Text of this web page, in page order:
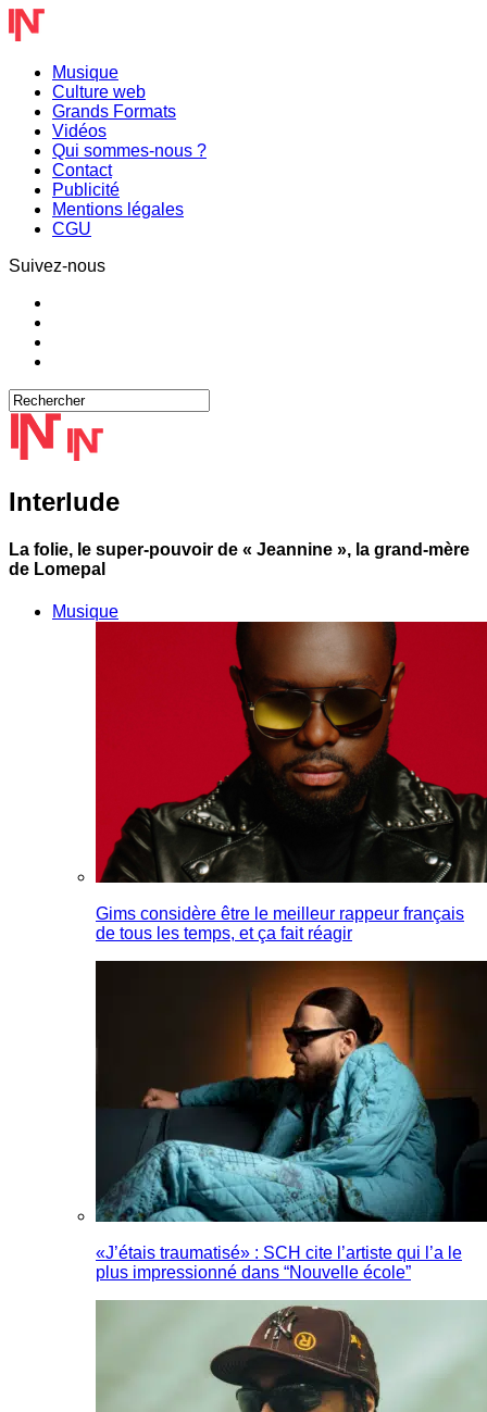
Musique
Culture web
Grands Formats
Vidéos
Qui sommes-nous ?
Contact
Publicité
Mentions légales
CGU
Suivez-nous
Interlude
La folie, le super-pouvoir de « Jeannine », la grand-mère
de Lomepal
Musique
Gims considère être le meilleur rappeur français
de tous les temps, et ça fait réagir
«J’étais traumatisé» : SCH cite l’artiste qui l’a le
plus impressionné dans “Nouvelle école”